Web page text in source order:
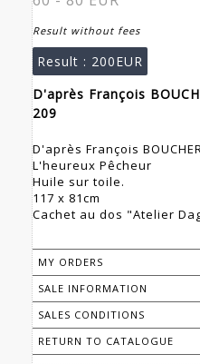
Result without fees
Result : 200EUR
D'après François
209
D'après François
L'heureux Pêcheur
Huile sur toile.
117 x 81cm
Cachet au dos "Atelier
MY ORDERS
SALE INFORMATION
SALES CONDITIONS
RETURN TO CATALOGUE